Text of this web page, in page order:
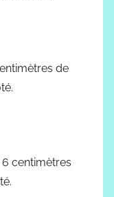
de
centimètres